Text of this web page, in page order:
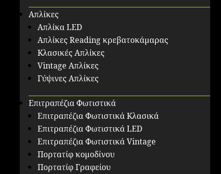
Απλίκες
Απλίκα LED
Απλίκες Reading κρεβατοκάμαρας
Κλασικές Απλίκες
Vintage Απλίκες
Γύψινες Απλίκες
Επιτραπέζια Φωτιστικά
Επιτραπέζια Φωτιστικά Κλασικά
Επιτραπέζια Φωτιστικά LED
Επιτραπέζια Φωτιστικά Vintage
Πορτατίφ κομοδίνου
Πορτατίφ Γραφείου